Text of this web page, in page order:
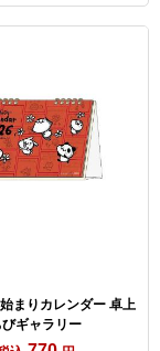
まりカレンダー 卓上
びギャラリー